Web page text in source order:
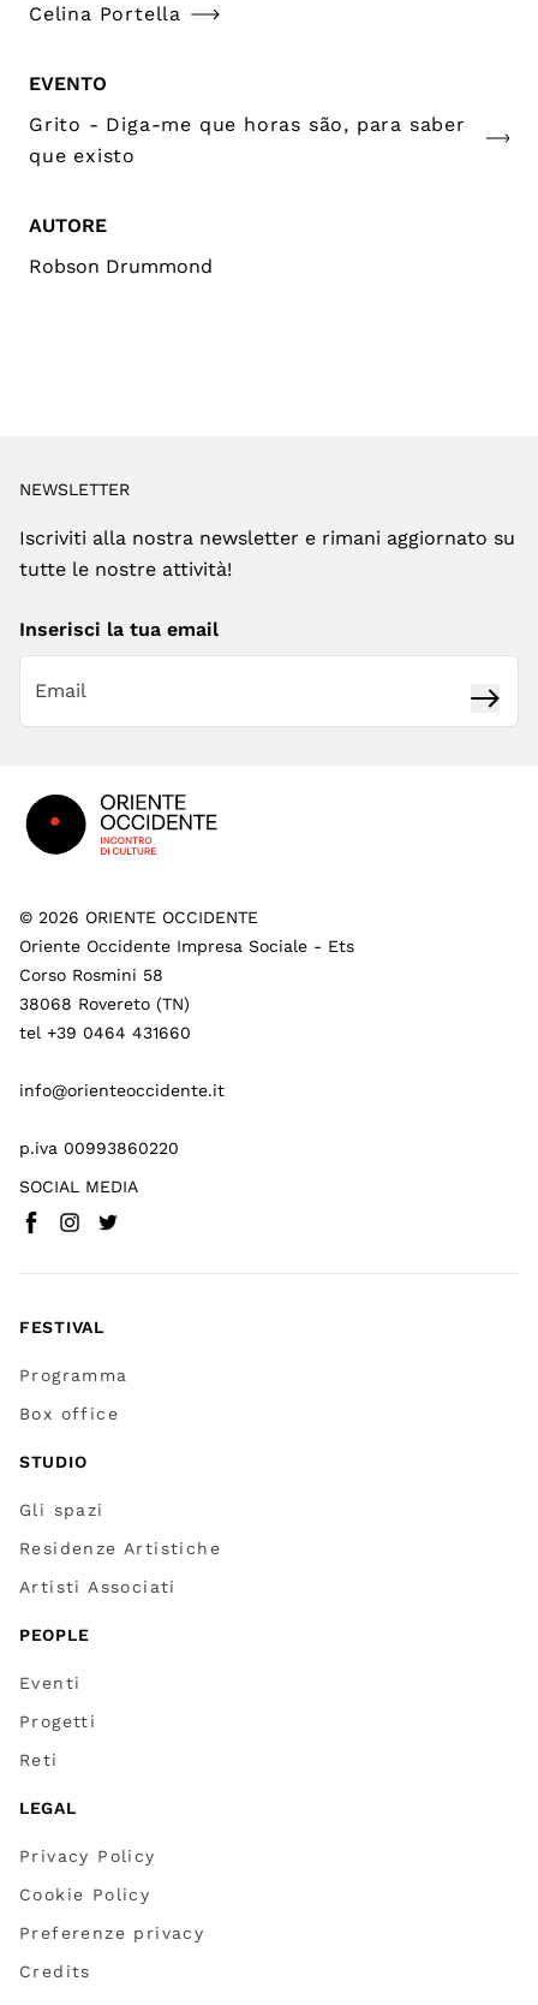
Celina Portella
EVENTO
Grito - Diga-me que horas são, para saber
que existo
AUTORE
Robson Drummond
NEWSLETTER
Iscriviti alla nostra newsletter e rimani aggiornato su
tutte le nostre attività!
Inserisci la tua email
© 2026 ORIENTE OCCIDENTE
Oriente Occidente Impresa Sociale - Ets
Corso Rosmini 58
38068 Rovereto (TN)
tel +39 0464 431660
info@orienteoccidente.it
p.iva 00993860220
SOCIAL MEDIA
Facebook(
Instagram
Twitter
FESTIVAL
Programma
Box office
STUDIO
Gli spazi
Residenze Artistiche
Artisti Associati
PEOPLE
Eventi
Progetti
Reti
LEGAL
Privacy Policy
Cookie Policy
Preferenze privacy
Credits